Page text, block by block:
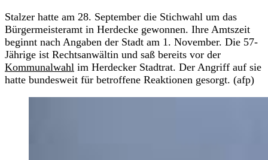
Stalzer hatte am 28. September die Stichwahl um das
Bürgermeisteramt in Herdecke gewonnen. Ihre Amtszeit
beginnt nach Angaben der Stadt am 1. November. Die 57-
Jährige ist Rechtsanwältin und saß bereits vor der
Kommunalwahl im Herdecker Stadtrat. Der Angriff auf sie
hatte bundesweit für betroffene Reaktionen gesorgt. (afp)